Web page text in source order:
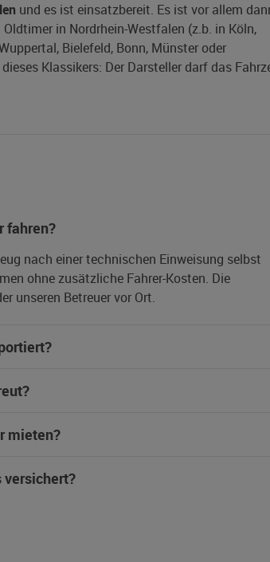
und es ist einsatzbereit. Es ist vor allem
in Nordrhein-Westfalen (z.b. in Köln,
Bielefeld, Bonn, Münster oder
Klassikers: Der Darsteller darf das
fahren?
nach einer technischen Einweisung selbst
ohne zusätzliche Fahrer-Kosten. Die
unseren Betreuer vor Ort.
mieten?
versichert?